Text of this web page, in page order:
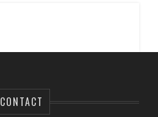
CONTACT